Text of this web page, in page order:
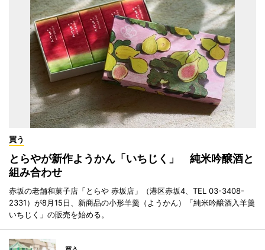
買う
とらやが新作ようかん「いちじく」 純米吟醸酒と
組み合わせ
赤坂の老舗和菓子店「とらや 赤坂店」（港区赤坂4、TEL 03-3408-
2331）が8月15日、新商品の小形羊羹（ようかん）「純米吟醸酒入羊羹
いちじく」の販売を始める。